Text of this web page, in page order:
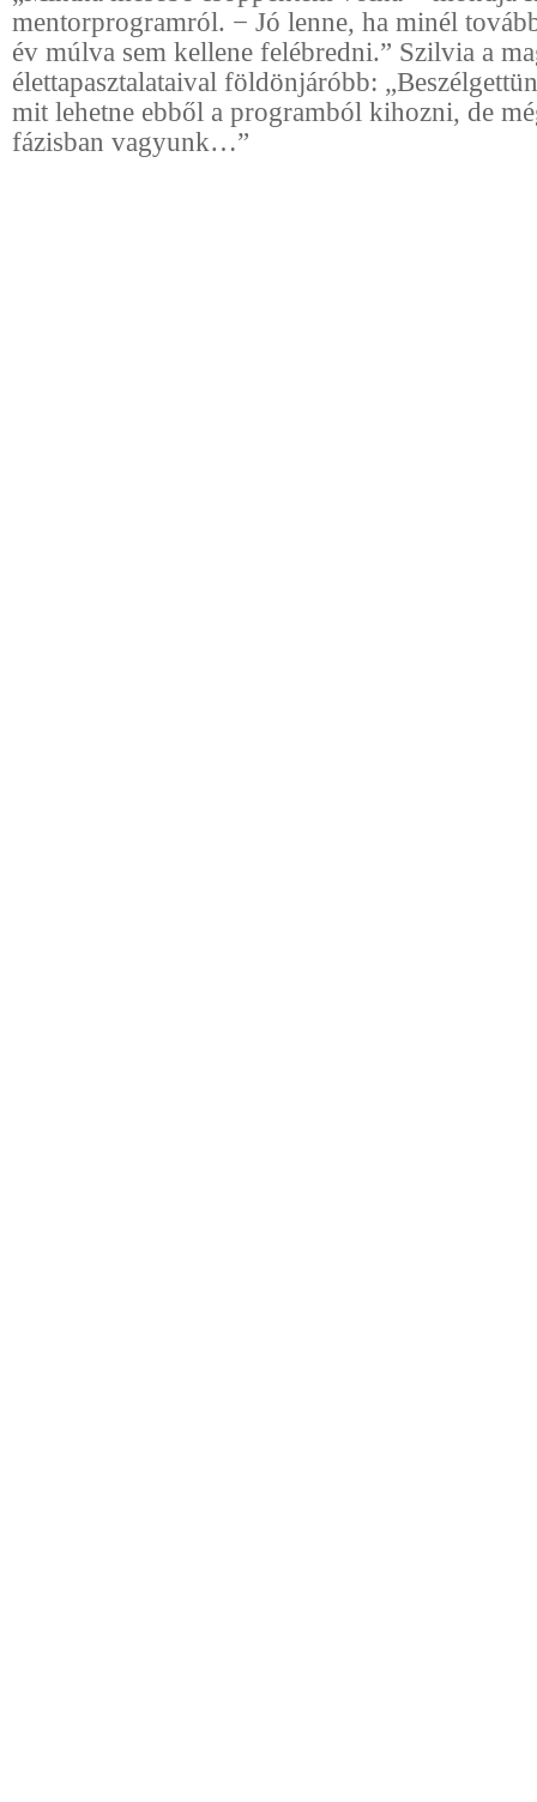
mentorprogramról. − Jó lenne, ha minél
év múlva sem kellene felébredni.” Szilvia a
élettapasztalataival földönjáróbb:
mit lehetne ebből a programból kihozni, de
fázisban vagyunk…”